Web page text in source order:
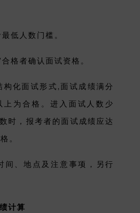
低人数门槛。
格者确认面试资格。
化面试形式,面试成绩满分
为合格。进入面试人数少
时，报考者的面试成绩应达
。
、地点及注意事项，另行
计算